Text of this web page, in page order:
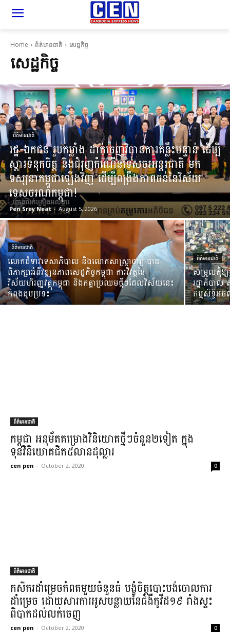
Home ព័ត៌មានជាតិ សេដ្ឋកិច្ច
សេដ្ឋកិច្ច
ព័ត៌មានជាតិ
រដ្ឋ-ឯកជន រួមកម្លាំង ដាក់ចេញវិធានការគន្លឹះបន្ទាន់ ដើម្បី
ស្តារទំនុកចិត្ត និងជំរុញកំណើនទេសចរអន្តរជាតិ មក
ទស្សនាកម្ពុជាឡើងវិញ ដើម្បីពង្រឹងភាពធន់នៃវិស័យ
ទេសចរណ៍កម្ពុជា!
Pen Srey Neat - August 5, 2026
ព័ត៌មានជាតិ
លោកជំទាវទេសាភិបាល និងលោកសាស្រ្តាចារ្យ បាន
ពិភាក្សាអំពីវឌ្ឍនភាពសេដ្ឋកិច្ចកម្ពុជា ការវិវត្តនៃ
វិស័យហិរញ្ញវត្ថុកម្ពុជា និងកត្តាប្រឈមថ្មីៗដែលវិស័យនេះ
កំពុងជួបប្រទះ
ព័ត៌មានជាតិ
សម្រួលកុំឱ្យ
រដ្ឋាភិបា
កម្មសិទ្ធិអ
ព័ត៌មានជាតិ
កម្ពុជា អនុម័ត​គម្រោង​វិនិយោគ​ថ្មីៗ​ចំនួន​២​ទៀត ក្នុង​
ទុនវិនិយោគ​ជិត​៥​លាន​ដុល្លារ​
cen pen - October 2, 2020 0
ព័ត៌មានជាតិ
កសិករ​ដាំ​ម្រេច​កំពត​មួយចំនួនធំ បង្ខំចិត្ត​បោះបង់ចោល​ការ
ដាំ​ម្រេច ដោយសារ​ការអូសបន្លាយ​នៃ​ជំងឺ​កូ​វីដ​១៩ រាំងស្ទះ​
ពិបាក​ដល់​លក់​ចេញ​
cen pen - October 2, 2020 0